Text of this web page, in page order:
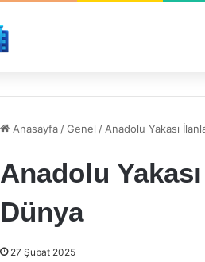
Anasayfa /Genel / Anadolu Yakası
Anadolu
Dünya
27 Şubat 2025